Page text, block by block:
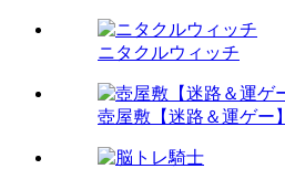
ニタクルウィッチ
壺屋敷【迷路＆運ゲー】